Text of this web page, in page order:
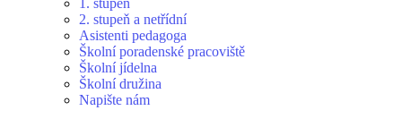
1. stupeň
2. stupeň a netřídní
Asistenti pedagoga
Školní poradenské pracoviště
Školní jídelna
Školní družina
Napište nám